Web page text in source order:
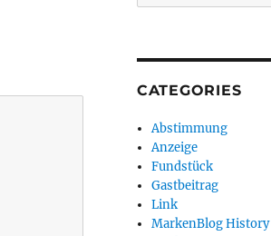
CATEGORIES
Abstimmung
Anzeige
Fundstück
Gastbeitrag
Link
MarkenBlog History